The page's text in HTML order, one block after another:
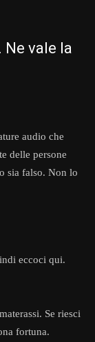
Ne vale la
audio che
delle persone
sia falso. Non lo
eccoci qui.
Se riesci
fortuna.